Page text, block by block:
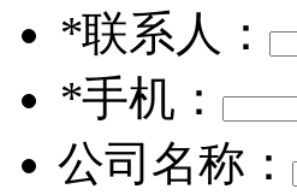
*联系人：
*手机：
公司名称：